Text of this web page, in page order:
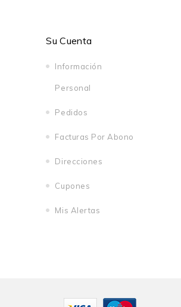
Su Cuenta
Información
Personal
Pedidos
Facturas Por Abono
Direcciones
Cupones
Mis Alertas